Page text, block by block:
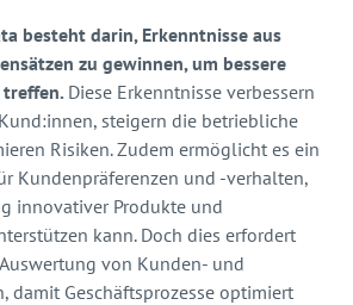
besteht darin, Erkenntnisse aus
zu gewinnen, um bessere
treffen. Diese Erkenntnisse verbessern
steigern die betriebliche
Risiken. Zudem ermöglicht es ein
Kundenpräferenzen und -verhalten,
innovativer Produkte und
kann. Doch dies erfordert
von Kunden- und
damit Geschäftsprozesse optimiert